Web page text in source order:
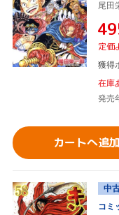
尾田
定価
獲得
在庫
発売
カートへ追加
中
コミ